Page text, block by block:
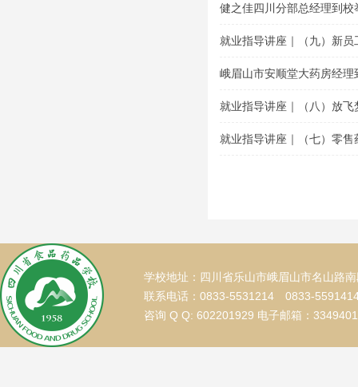
健之佳四川分部总经理到校
就业指导讲座｜（九）新员
峨眉山市安顺堂大药房经
就业指导讲座｜（八）放飞
就业指导讲座｜（七）零售
学校地址：四川省乐山市峨眉山市名山路
联系电话：0833-5531214 0833-
咨询 Q Q: 602201929 电子邮箱：